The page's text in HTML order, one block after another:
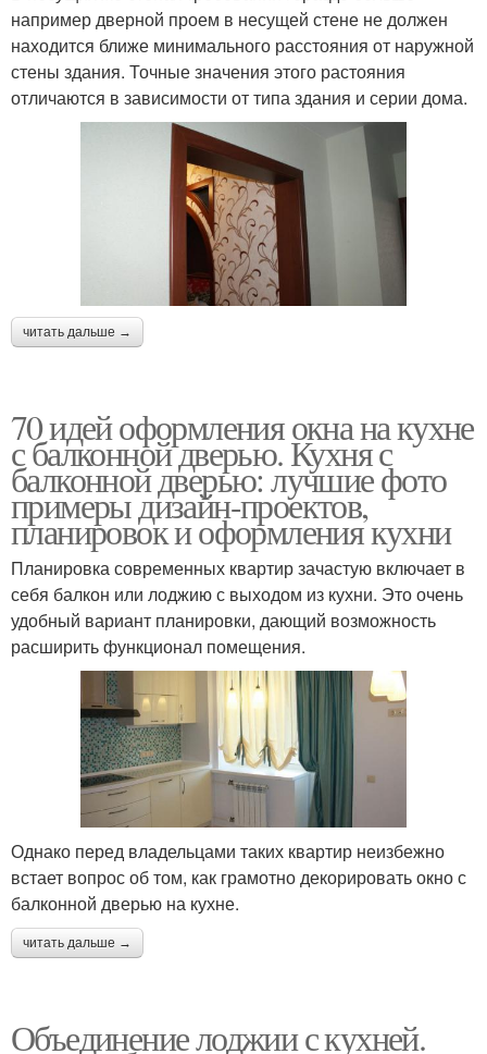
например дверной проем в несущей стене не должен
находится ближе минимального расстояния от наружной
стены здания. Точные значения этого растояния
отличаются в зависимости от типа здания и серии дома.
читать дальше →
70 идей оформления окна на кухне
с балконной дверью. Кухня с
балконной дверью: лучшие фото
примеры дизайн-проектов,
планировок и оформления кухни
Планировка современных квартир зачастую включает в
себя балкон или лоджию с выходом из кухни. Это очень
удобный вариант планировки, дающий возможность
расширить функционал помещения.
Однако перед владельцами таких квартир неизбежно
встает вопрос об том, как грамотно декорировать окно с
балконной дверью на кухне.
читать дальше →
Объединение лоджии с кухней.